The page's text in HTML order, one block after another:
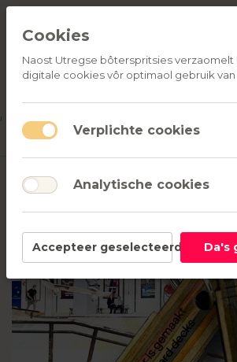
PRODUCTEN
RELATIEGESCHENKEN
Cookies
Naost Utregse bôterspritsies
digitale cookies vôr optimaol gebruik van
Verplichte cookies
Analytische cookies
Accepteer geselecteerd Da's